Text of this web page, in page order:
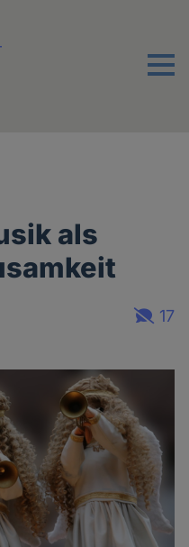
Menu
als
17